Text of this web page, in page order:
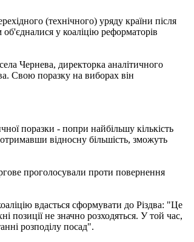
(технічного) уряду країни після
у коаліцію реформаторів
Чернева, директорка аналітичного
Свою поразку на виборах він
поразки - попри найбільшу кількість
відносну більшість, зможуть
проголосували проти повернення
вдасться сформувати до Різдва: "Це
позиції не значно розходяться. У той час,
розподілу посад".